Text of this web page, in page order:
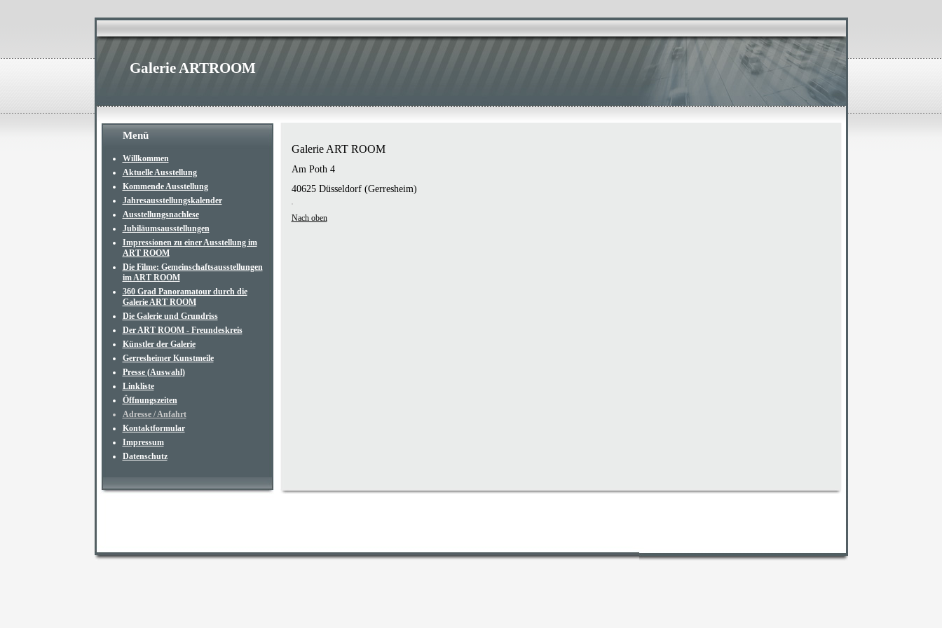
Galerie ARTROOM
Menü
Willkommen
Aktuelle Ausstellung
Kommende Ausstellung
Jahresausstellungskalender
Ausstellungsnachlese
Jubiläumsausstellungen
Impressionen zu einer Ausstellung im
ART ROOM
Die Filme: Gemeinschaftsausstellungen
im ART ROOM
360 Grad Panoramatour durch die
Galerie ART ROOM
Die Galerie und Grundriss
Der ART ROOM - Freundeskreis
Künstler der Galerie
Gerresheimer Kunstmeile
Presse (Auswahl)
Linkliste
Öffnungszeiten
Adresse / Anfahrt
Kontaktformular
Impressum
Datenschutz
Galerie ART ROOM
Am Poth 4
40625 Düsseldorf (Gerresheim)
Nach oben